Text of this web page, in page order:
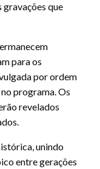
gravações que
para os
por ordem
programa. Os
revelados
unindo
entre gerações